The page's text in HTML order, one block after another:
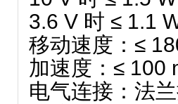
3.6 V 时 ≤ 1.1
移动速度 ‌：‌ ≤
加速度 ‌：‌ ≤ 100
电气连接 ：法